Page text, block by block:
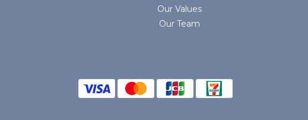
Our Values
Our Team